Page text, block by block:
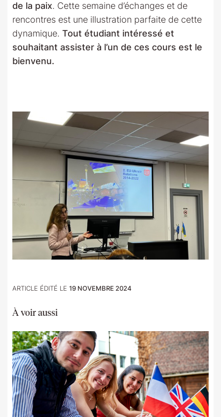
de la paix. Cette semaine d’échanges et de
rencontres est une illustration parfaite de cette
dynamique. Tout étudiant intéressé et
souhaitant assister à l’un de ces cours est le
bienvenu.
ARTICLE ÉDITÉ LE 19 NOVEMBRE 2024
À voir aussi